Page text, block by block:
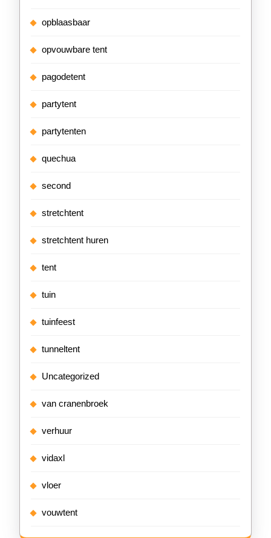
opblaasbaar
opvouwbare tent
pagodetent
partytent
partytenten
quechua
second
stretchtent
stretchtent huren
tent
tuin
tuinfeest
tunneltent
Uncategorized
van cranenbroek
verhuur
vidaxl
vloer
vouwtent